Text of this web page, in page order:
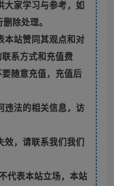
大家学习与参考，如
除处理。
本站赞同其观点和对
系方式和充值费
随意充值，充值后
违法的相关信息，访
效，请联系我们我们
代表本站立场，本站